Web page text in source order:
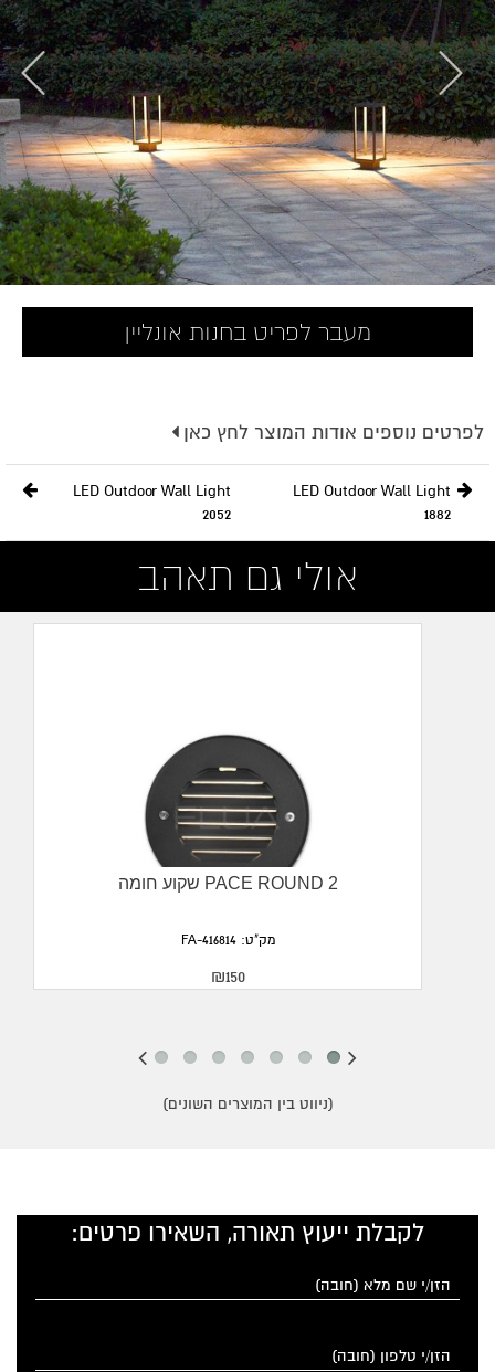
מעבר לפריט בחנות אונליין
לפרטים נוספים אודות המוצר לחץ כאן
מעלות: 125°
צבע:
3000K
Input:
IP54
220-240V
LED Outdoor Wall Light
1882
LED Outdoor Wall Light
2052
אולי גם תאהב
שקוע חומה PACE ROUND 2
מק"ט: FA-416814
₪150
(ניווט בין המוצרים השונים)
לקבלת ייעוץ תאורה, השאירו פרטים: